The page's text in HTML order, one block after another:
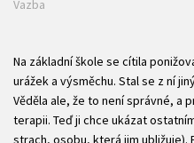
Vazba
Na základní škole se cítila
urážek a výsměchu. Stal se z ní
Věděla ale, že to není správné, a
terapii. Teď ji chce ukázat
strach, osobu, která jim ubližuje).